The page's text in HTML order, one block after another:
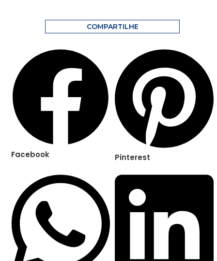
COMPARTILHE
Facebook Pinterest